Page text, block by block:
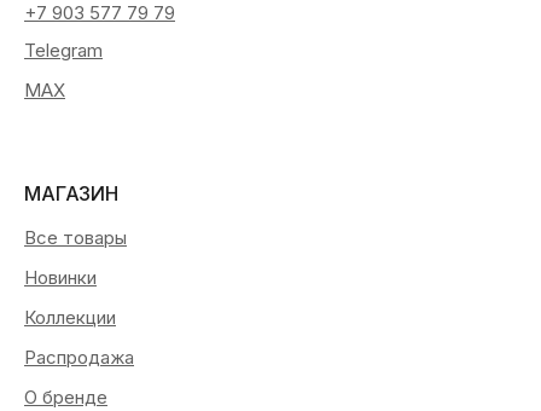
Все товары
Новинки
О бренде
Коллекции
Распродажа
+7 903 577 79 79
Telegram
MAX
МАГАЗИН